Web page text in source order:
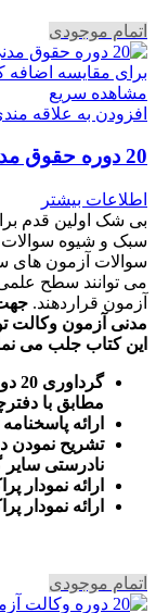
اتمام موجودی
برای مقایسه اضافه
مشاهده سریع
افزودن به علاقه
20 دوره حقوق مدنی آزمون وکالت – تجارت
اطلاعات بیشتر
بی شک اولین قدم
سبک و شیوه سوالات
سوالات آزمون های
می توانند سطح
آزمون قراردهند.
مدنی آزمون وکالت
این کتاب جلب می
مطابق با
ارائه
تشریح نمودن
نادرستی سایر
ارائه
رائه نمودار
اتمام موجودی